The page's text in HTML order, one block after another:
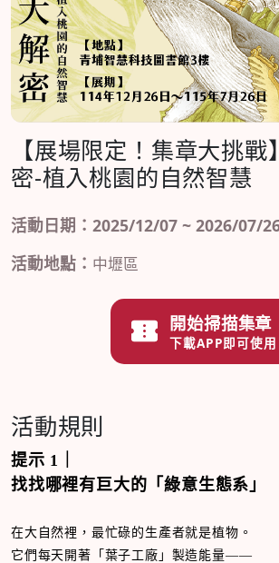
【展場限定！集章大挑
密-植入桃園的自然智慧
活動日期：2025/12/07 ~ 2026/07/
活動地點： 中壢區
開始掃描集章
下載APP即可使用
活動規則
提示 1
找找哪裡有巨大的「綠意生態系」
在大自然裡，最忙碌的生產者就是植物。
它們每天開著「葉子工廠」製造能量——